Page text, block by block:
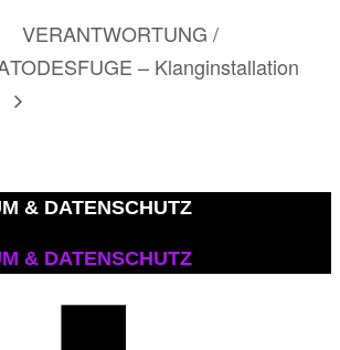
VERANTWORTUNG /
TODESFUGE – Klanginstallation
& DATENSCHUTZ
& DATENSCHUTZ